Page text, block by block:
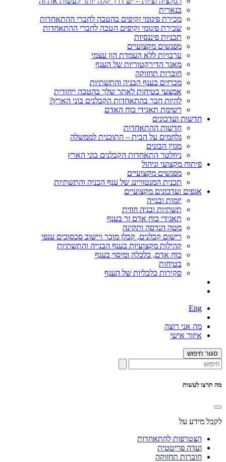
בנארית
מכירת פיגומי זקיפים בהטבה לחברי ההתאחדות
שכירת פיגומי זקיפים הטבה לחברי ההתאחדות
תכניות פיננסיות
מפגשים מקצועיים
ערבויות ללא העמדת הון עצמי
מאגר הדירקטוריות של הענף
חוברות תחזוקה
מכרזים בענף הבניה והתשתיות
אמצעי בטיחות לאתר שלך בהטבה ייחודית
להיות חבר בהתאחדות הקבלנים בוני הארץ?
רשימת תאגידי כוח האדם
חדשות ועדכונים
חדשות ההתאחדות
נלחמים על הבית – התוכנית לממשלה
מגזין הבונים
ניוזלטר התאחדות הקבלנים בוני הארץ
פיתוח מקצועי וניהול
מפגשים מקצועיים
תכנית המנטורינג של ענף הבניה והתשתיות
אגפים ועדכונים מקצועיים
יזמות ובנייה
תשתיות ובניה חוזית
תאגידי כוח אדם זר בענף
מטה הנדסה ותקינה
רישום קבלנים, קבלן מוכר ויישוב סכסוכים ענפי
קהילות מקצועיות בענף הבנייה והתשתיות
כוח אדם, כלכלה ומיסוי בענף
בטיחות
סקירות כלכליות של הענף
Eng
מה אני רוצה
איזור אישי
סגור חיפוש
מה תרצו לעשות
לקבל מידע על
הצטרפות להתאחדות
ועדה פריטטית
חוברות תחזוקה